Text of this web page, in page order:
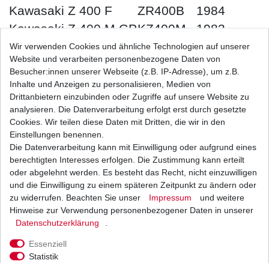
Kawasaki Z 400 F
ZR400B
1984
Kawasaki Z 400 M GPKZ400M
1983
Kawasaki Z 440 C
KZ440C
1980 -
1983
Kawasaki Z 440 H
KZ440H
1982 -
1983
Kawasaki Z 440 A Ltd KZ440A
1980 -
1983
Kawasaki Z 440 D Ltd
Belt Drive
KZ440D
1982 -
1984
Kawasaki Z 550 F
1982 -
1983
Kawasaki Z 550 B
KZ550B
1981 -
Kawasaki Z 550 D GP
Wir verwenden Cookies und ähnliche Technologien auf unserer
Website und verarbeiten personenbezogene Daten von
Besucher:innen unserer Webseite (z.B. IP-Adresse), um z.B.
Inhalte und Anzeigen zu personalisieren, Medien von
Drittanbietern einzubinden oder Zugriffe auf unsere Website zu
analysieren. Die Datenverarbeitung erfolgt erst durch gesetzte
Cookies. Wir teilen diese Daten mit Dritten, die wir in den
Einstellungen benennen.
Die Datenverarbeitung kann mit Einwilligung oder aufgrund eines
berechtigten Interesses erfolgen. Die Zustimmung kann erteilt
oder abgelehnt werden. Es besteht das Recht, nicht einzuwilligen
und die Einwilligung zu einem späteren Zeitpunkt zu ändern oder
zu widerrufen. Beachten Sie unser
Impressum
und weitere
Hinweise zur Verwendung personenbezogener Daten in unserer
Daten­schutz­erklärung
Essenziell
Statistik